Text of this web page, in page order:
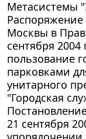
Метасистемы
Распоряжение
Москвы в
сентября
пользование
парковками
унитарного
"Городская
21 сентября